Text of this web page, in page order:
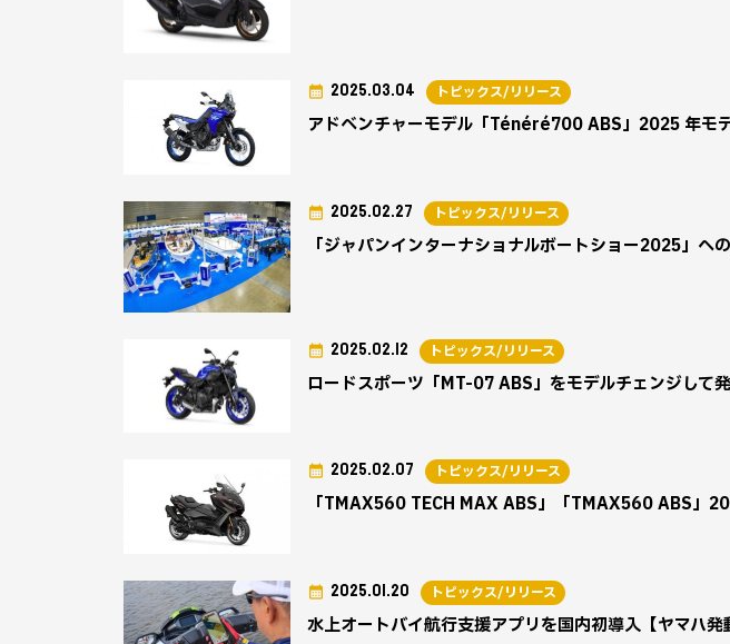
アドベンチャーモデル「Ténéré700 ABS」2025 年モ
2025.03.04 トピックス/リリース
「ジャパンインターナショナルボートショー2025」へ
2025.02.27 トピックス/リリース
ロードスポーツ「MT-07 ABS」をモデルチェンジして
2025.02.12 トピックス/リリース
「TMAX560 TECH MAX ABS」「TMAX560 ABS」
2025.02.07 トピックス/リリース
水上オートバイ航行支援アプリを国内初導入【ヤマハ発
2025.01.20 トピックス/リリース